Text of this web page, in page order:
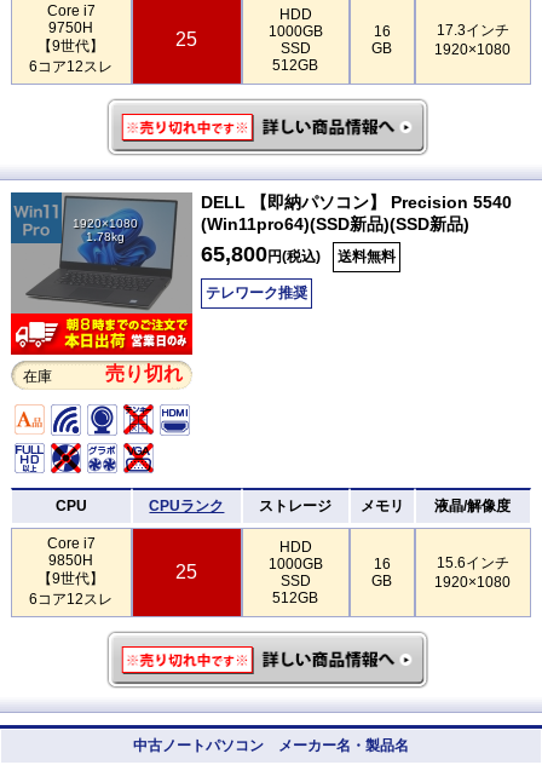
Core i7
9750H
【9世代】
6コア12スレ
25
HDD
1000GB
SSD
512GB
16
GB
17.3インチ
1920×1080
1920×1080
1.78kg
在庫 売り切れ
DELL 【即納パソコン】 Precision 5540
(Win11pro64)(SSD新品)(SSD新品)
65,800円(税込) 送料無料
テレワーク推奨
CPU CPUランク ストレージ メモリ 液晶/解像度
Core i7
9850H
【9世代】
6コア12スレ
25
HDD
1000GB
SSD
512GB
16
GB
15.6インチ
1920×1080
中古ノートパソコン メーカー名・製品名